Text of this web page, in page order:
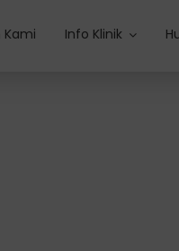
Kami Info Klinik